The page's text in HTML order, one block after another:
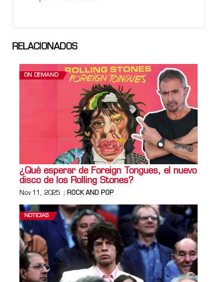
RELACIONADOS
ON DEMAND
¿Qué esperar de Foreign Tongues, el nuevo
disco de los Rolling Stones?
Nov 11, 2025 ROCK AND POP
NOTICIAS